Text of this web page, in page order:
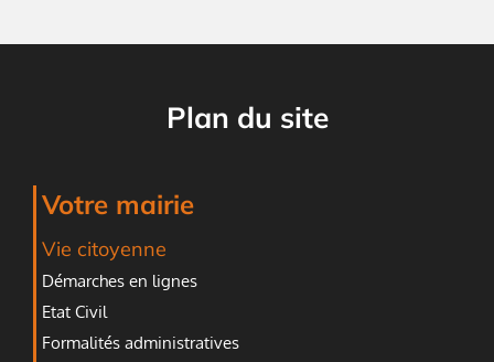
Plan du site
Votre mairie
Vie citoyenne
Démarches en lignes
Etat Civil
Formalités administratives